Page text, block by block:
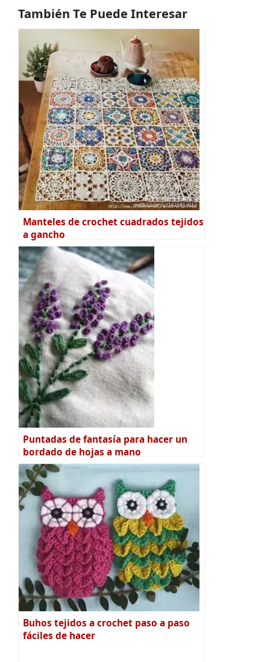
También Te Puede Interesar
Manteles de crochet cuadrados tejidos
a gancho
Puntadas de fantasía para hacer un
bordado de hojas a mano
Buhos tejidos a crochet paso a paso
fáciles de hacer